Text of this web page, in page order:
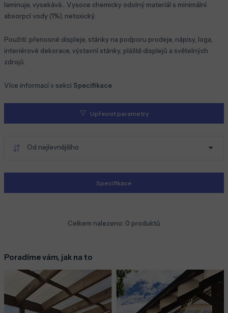
laminuje, vysekává... Vysoce chemicky odolný materiál s minimální
absorpcí vody (1%), netoxický.
Použití: přenosné displeje, stánky na podporu prodeje, nápisy, loga,
interiérové dekorace, výstavní stánky, pláště displejů a světelných
zdrojů.
Více informací v sekci Specifikace
Upřesnit parametry
Od nejlevnějšího
Specifikace
Celkem nalezeno: 0 produktů
Poradíme vám, jak na to